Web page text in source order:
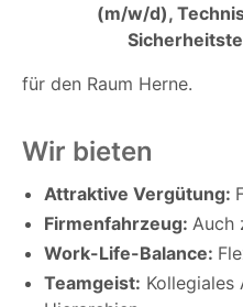
(m/w/d),
für den Raum Herne.
Wir bieten
Attraktive Vergütung:
Firmenfahrzeug: Auch
Work-Life-Balance:
Teamgeist: